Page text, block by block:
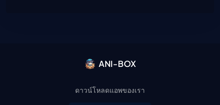
ANI-BOX
ดาวน์โหลดแอพของเรา